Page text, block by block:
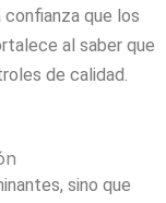
confianza que los
al saber que
de calidad.
sino que